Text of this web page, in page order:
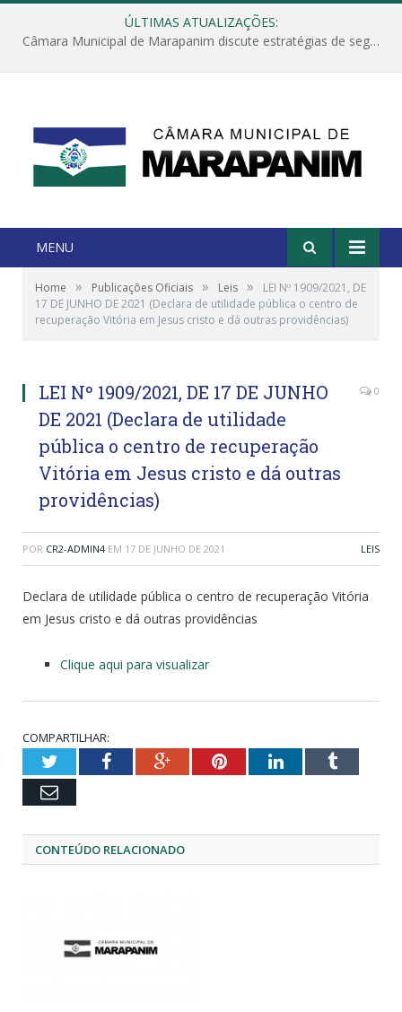
ÚLTIMAS ATUALIZAÇÕES:
Câmara Municipal de Marapanim discute estratégias de segurança com autoridades e poder executivo
MENU
Home » Publicações Oficiais » Leis »
LEI Nº 1909/2021, DE
17 DE JUNHO DE 2021 (Declara de utilidade pública o centro de
recuperação Vitória em Jesus cristo e dá outras providências)
LEI Nº 1909/2021, DE 17 DE JUNHO
DE 2021 (Declara de utilidade
pública o centro de recuperação
Vitória em Jesus cristo e dá outras
providências)
0
POR CR2-ADMIN4 EM 17 DE JUNHO DE 2021 LEIS
Declara de utilidade pública o centro de recuperação Vitória
em Jesus cristo e dá outras providências
Clique aqui para visualizar
COMPARTILHAR:
TwitterFacebookGoogle+PinterestLinkedInTumblr
Email
CONTEÚDO RELACIONADO